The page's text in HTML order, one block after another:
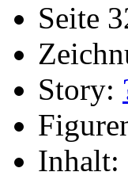
Seite
Story:
Inhalt: